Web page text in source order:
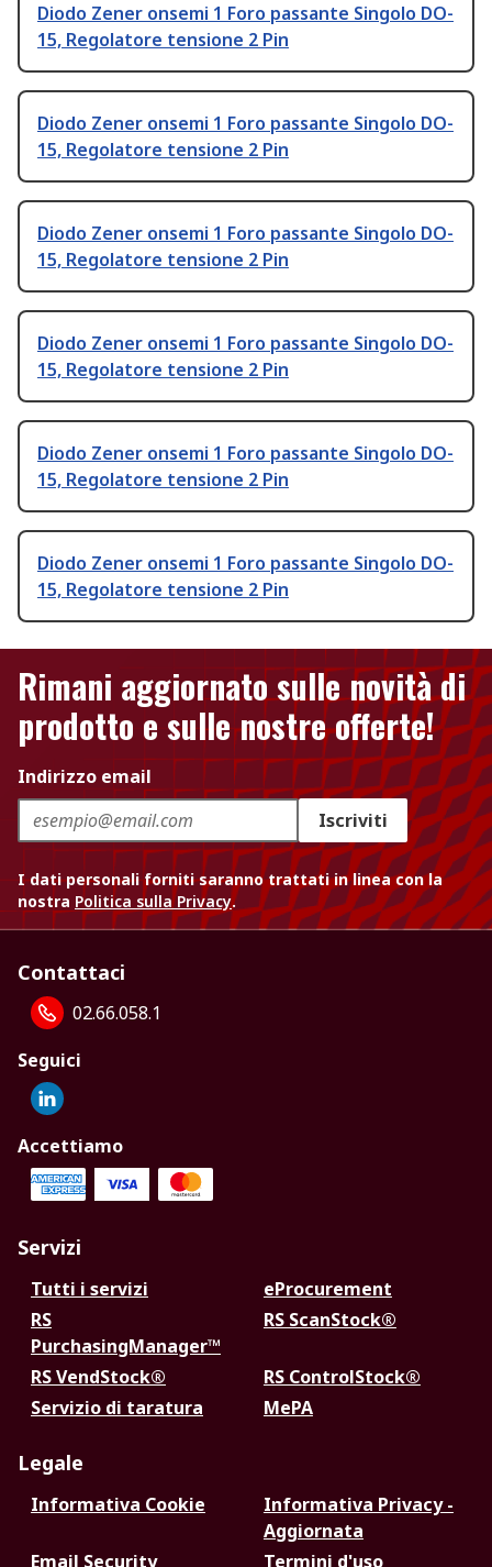
Diodo Zener onsemi 1 Foro passante Singolo DO-
15, Regolatore tensione 2 Pin
Diodo Zener onsemi 1 Foro passante Singolo DO-
15, Regolatore tensione 2 Pin
Diodo Zener onsemi 1 Foro passante Singolo DO-
15, Regolatore tensione 2 Pin
Diodo Zener onsemi 1 Foro passante Singolo DO-
15, Regolatore tensione 2 Pin
Diodo Zener onsemi 1 Foro passante Singolo DO-
15, Regolatore tensione 2 Pin
Diodo Zener onsemi 1 Foro passante Singolo DO-
15, Regolatore tensione 2 Pin
Rimani aggiornato sulle novità di
prodotto e sulle nostre offerte!
Indirizzo email
Iscriviti
I dati personali forniti saranno trattati in linea con la
nostra Politica sulla Privacy.
Contattaci
02.66.058.1
Seguici
Accettiamo
Servizi
Tutti i servizi
eProcurement
RS
PurchasingManager™
RS ScanStock®
RS VendStock®
RS ControlStock®
Servizio di taratura
MePA
Legale
Informativa Cookie
Informativa Privacy -
Aggiornata
Email Security
Termini d'uso